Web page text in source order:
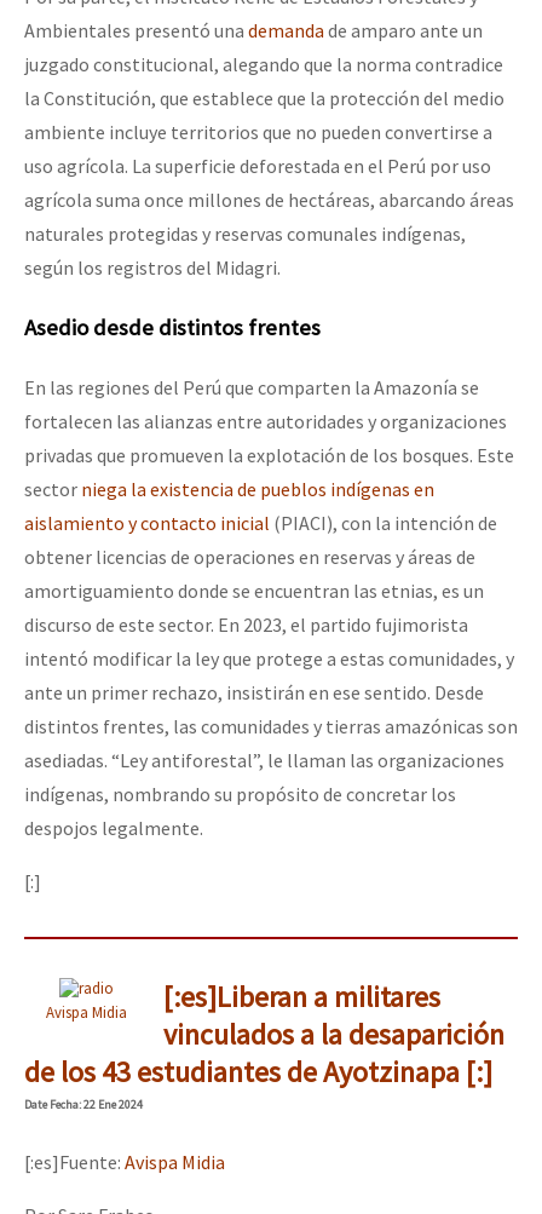
Ambientales presentó una demanda de amparo ante un
juzgado constitucional, alegando que la norma contradice
la Constitución, que establece que la protección del medio
ambiente incluye territorios que no pueden convertirse a
uso agrícola. La superficie deforestada en el Perú por uso
agrícola suma once millones de hectáreas, abarcando áreas
naturales protegidas y reservas comunales indígenas,
según los registros del Midagri.
Asedio desde distintos frentes
En las regiones del Perú que comparten la Amazonía se
fortalecen las alianzas entre autoridades y organizaciones
privadas que promueven la explotación de los bosques. Este
sector niega la existencia de pueblos indígenas en
aislamiento y contacto inicial (PIACI), con la intención de
obtener licencias de operaciones en reservas y áreas de
amortiguamiento donde se encuentran las etnias, es un
discurso de este sector. En 2023, el partido fujimorista
intentó modificar la ley que protege a estas comunidades, y
ante un primer rechazo, insistirán en ese sentido. Desde
distintos frentes, las comunidades y tierras amazónicas son
asediadas. “Ley antiforestal”, le llaman las organizaciones
indígenas, nombrando su propósito de concretar los
despojos legalmente.
[:]
Avispa Midia
[:es]Liberan a militares
vinculados a la desaparición
de los 43 estudiantes de Ayotzinapa [:]
DateFecha: 22 Ene 2024
[:es]Fuente: Avispa Midia